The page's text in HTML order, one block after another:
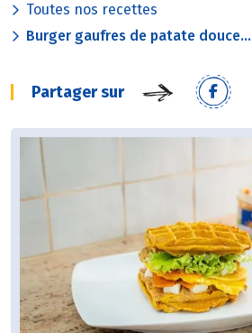
Toutes nos recettes
Burger gaufres de patate douce...
Partager sur